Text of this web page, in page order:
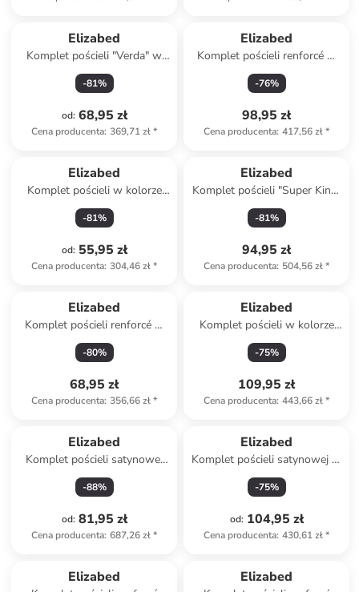
Elizabed
Komplet pościeli "Verda" w
kolorze szarym
-81%
od: 68,95 zł
Cena producenta: 369,71 zł*
Elizabed
Komplet pościeli renforcé w
kolorze jasnobrązowym
-76%
98,95 zł
Cena producenta: 417,56 zł*
Elizabed
Komplet pościeli w kolorze
jasnoróżowym
-81%
od: 55,95 zł
Cena producenta: 304,46 zł*
Elizabed
Komplet pościeli "Super King"
w kolorze beżowym
-81%
94,95 zł
Cena producenta: 504,56 zł*
Elizabed
Komplet pościeli renforcé w
kolorze granatowym
-80%
68,95 zł
Cena producenta: 356,66 zł*
Elizabed
Komplet pościeli w kolorze
białym ze wzorem
-75%
109,95 zł
Cena producenta: 443,66 zł*
Elizabed
Komplet pościeli satynowej
"Lilyum" w kolorze
jasnoróżowym
-88%
od: 81,95 zł
Cena producenta: 687,26 zł*
Elizabed
Komplet pościeli satynowej w
kolorze beżowo-białym
-75%
od: 104,95 zł
Cena producenta: 430,61 zł*
Elizabed Elizabed